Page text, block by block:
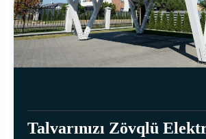
Talvarınızı Zövqlü